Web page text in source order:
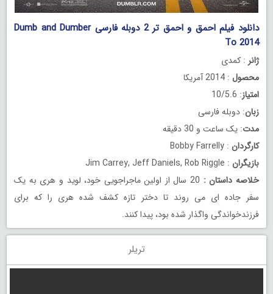
دانلود فیلم احمق و احمق تر 2 دوبله فارسی Dumb and Dumber
To 2014
ژانر : کمدی
محصول : 2014 آمریکا
امتیاز: 10/5.6
زبان: دوبله فارسی
مدت: یک ساعت و 30 دقیقه
کارگردان : Bobby Farrelly
بازیگران : Jim Carrey, Jeff Daniels, Rob Riggle
خلاصه داستان :
20 سال از اولین ماجراجویی خود، لوید و هری به یک
سفر جاده ای می روند تا دختر تازه کشف شده هری را که برای
فرزندخواندگی واگذار شده بود، پیدا کنند.
تریلر